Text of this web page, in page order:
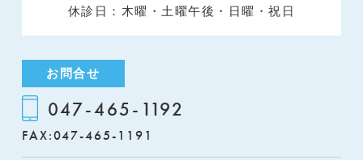
休診日：木曜・土曜午後・日曜・祝日
お問合せ
047-465-1192
FAX:047-465-1191